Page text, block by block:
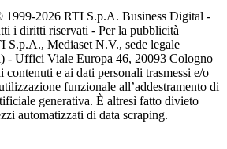
1999-2026 RTI S.p.A. Business Digital -
i diritti riservati - Per la pubblicità
S.p.A., Mediaset N.V., sede legale
- Uffici Viale Europa 46, 20093 Cologno
contenuti e ai dati personali trasmessi e/o
funzionale all’addestramento di
generativa. È altresì fatto divieto
automatizzati di data scraping.